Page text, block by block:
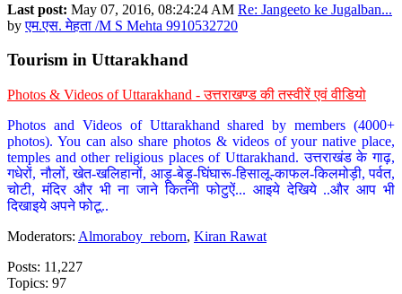
Last post: May 07, 2016, 08:24:24 AM Re: Jangeeto ke Jugalban...
byएम.एस. मेहता /M S Mehta 9910532720
Tourism in Uttarakhand
Photos & Videos of Uttarakhand - उत्तराखण्ड की तस्वीरें एवं वीडियो
Photos and Videos of Uttarakhand shared by members (4000+
photos). You can also share photos & videos of your native place,
temples and other religious places of Uttarakhand. उत्तराखंड के गाढ़,
गधेरों, नौलों, खेत-खलिहानों, आड़ू-बेड़ू-घिंघारू-हिसालू-काफल-किलमोड़ी, पर्वत,
चोटी, मंदिर और भी ना जाने कितनी फोटुऐं... आइये देखिये ..और आप भी
दिखाइये अपने फोटू..
Moderators: Almoraboy_reborn, Kiran Rawat
Posts: 11,227
Topics: 97